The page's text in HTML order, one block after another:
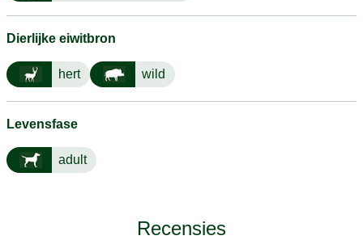
Dierlijke eiwitbron
hert wild
Levensfase
adult
Recensies